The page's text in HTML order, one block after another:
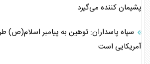
پشیمان کننده می‌گیرد
سپاه پاسداران: توهین به پیامبر اسلام(ص)
آمریکایی است